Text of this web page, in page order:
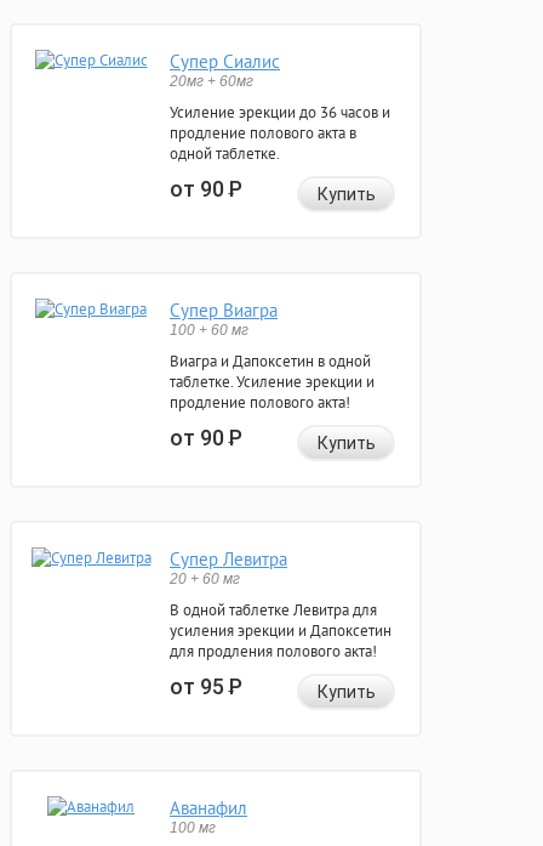
Супер Сиалис
20мг + 60мг
Усиление эрекции до 36 часов и
продление полового акта в
одной таблетке.
от 90Р Купить
Супер Виагра
100 + 60 мг
Виагра и Дапоксетин в одной
таблетке. Усиление эрекции и
продление полового акта!
от 90Р Купить
Супер Левитра
20 + 60 мг
В одной таблетке Левитра для
усиления эрекции и Дапоксетин
для продления полового акта!
от 95Р Купить
Аванафил
100 мг